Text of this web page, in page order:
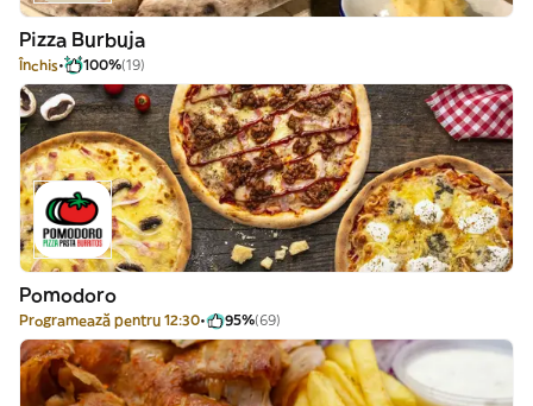
Pizza Burbuja
Închis 100%(19)
Pomodoro
Programează pentru 12:30 95%(69)